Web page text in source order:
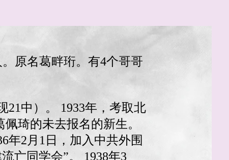
原名葛畔珩。有4个哥哥
21中）。 1933年，考取北
琦的未去报名的新生。
年2月1日，加入中共外围
亡同学会”。 1938年3